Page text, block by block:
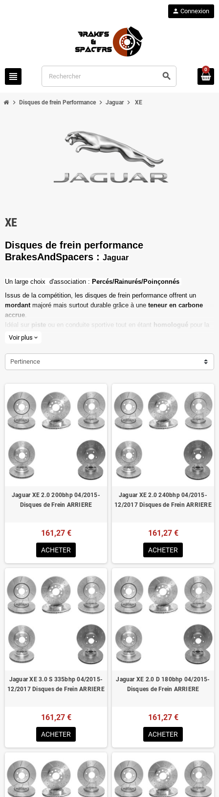
view_headline search
person Connexion
0
chevron_right Disques de frein Performance chevron_right Jaguar chevron_right XE
XE
Disques de frein performance
BrakesAndSpacers : Jaguar
Un l arge choix d'association : Percés/Rainurés/Poinçonnés
Issus de la compétition, les disques de frein performance offrent un
mordant majoré mais surtout durable grâce à une teneur en carbone
accrue.
Idéal sur piste ou en conduite sportive tout en étant homologué pour la
route ouverte.
Dimensions d'origine respectées
Installation en lieu et place.
Homologué pour le contrôle technique
Voir plus expand_more
Pertinence
Jaguar XE 2.0 200bhp 04/2015-
Disques de Frein ARRIERE
161,27 €
ACHETER
Jaguar XE 2.0 240bhp 04/2015-
12/2017 Disques de Frein ARRIERE
161,27 €
ACHETER
Jaguar XE 3.0 S 335bhp 04/2015-
12/2017 Disques de Frein ARRIERE
161,27 €
ACHETER
Jaguar XE 2.0 D 180bhp 04/2015-
Disques de Frein ARRIERE
161,27 €
ACHETER